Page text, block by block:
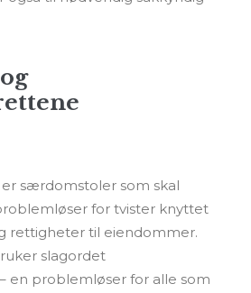
særdomstoler som skal
for tvister knyttet
rettigheter til eiendommer.
slagordet
en problemløser for alle som